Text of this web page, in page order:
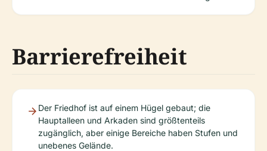
Barrierefreiheit
Der Friedhof ist auf einem Hügel gebaut; die
Hauptalleen und Arkaden sind größtenteils
zugänglich, aber einige Bereiche haben Stufen und
unebenes Gelände.